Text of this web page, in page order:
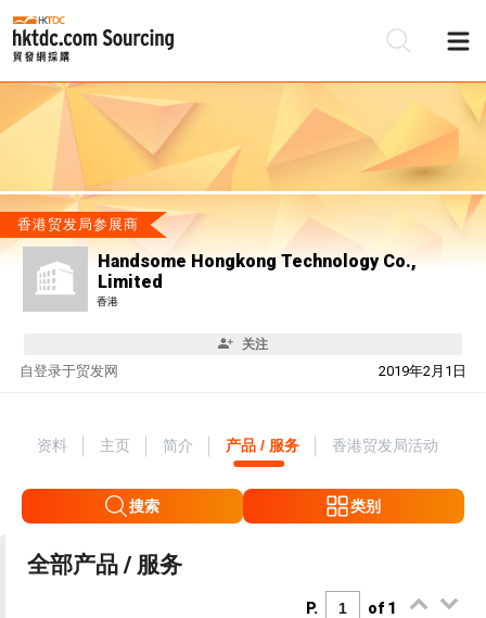
香港贸发局参展商
Handsome Hongkong Technology Co.,
Limited
香港
关注
自 2019年2月1日
登录于贸发网
资料 主页 简介 产品 / 服务 香港贸发局活动
搜索 类别
全部产品 / 服务
P. of 1